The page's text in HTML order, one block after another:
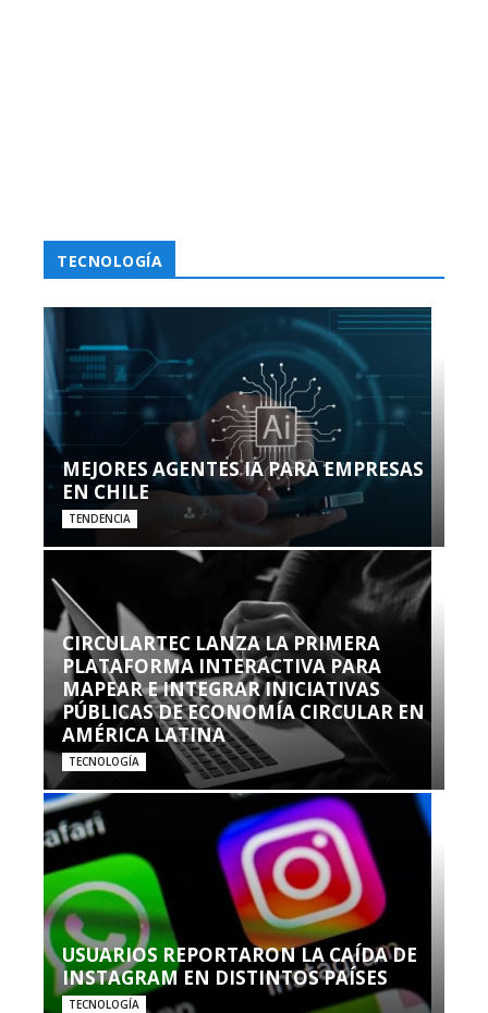
TECNOLOGÍA
MEJORES AGENTES IA PARA EMPRESAS
EN CHILE
TENDENCIA
CIRCULARTEC LANZA LA PRIMERA
PLATAFORMA INTERACTIVA PARA
MAPEAR E INTEGRAR INICIATIVAS
PÚBLICAS DE ECONOMÍA CIRCULAR EN
AMÉRICA LATINA
TECNOLOGÍA
USUARIOS REPORTARON LA CAÍDA DE
INSTAGRAM EN DISTINTOS PAÍSES
TECNOLOGÍA